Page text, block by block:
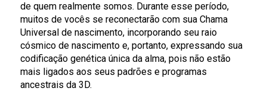
de quem realmente somos. Durante esse período,
muitos de vocês se reconectarão com sua Chama
Universal de nascimento, incorporando seu raio
cósmico de nascimento e, portanto, expressando sua
codificação genética única da alma, pois não estão
mais ligados aos seus padrões e programas
ancestrais da 3D.